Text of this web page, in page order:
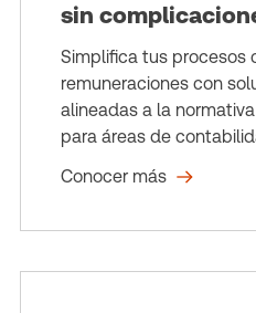
sin
Simplifica tus procesos
remuneraciones con
alineadas a la
para áreas de
Conocer más